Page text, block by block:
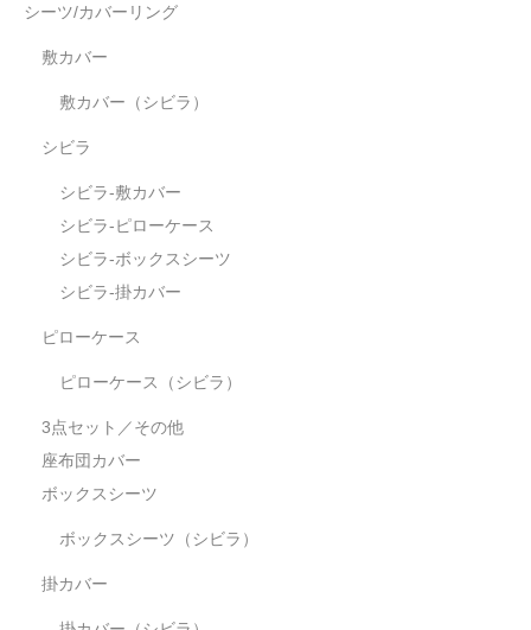
シーツ/カバーリング
敷カバー
敷カバー（シビラ）
シビラ
シビラ-敷カバー
シビラ-ピローケース
シビラ-ボックスシーツ
シビラ-掛カバー
ピローケース
ピローケース（シビラ）
3点セット／その他
座布団カバー
ボックスシーツ
ボックスシーツ（シビラ）
掛カバー